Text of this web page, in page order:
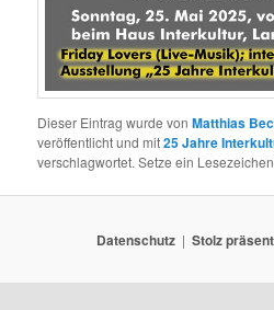
Dieser Eintrag wurde vonMatthias
veröffentlicht und mit25 Jahre
verschlagwortet. Setze ein
Datenschutz Stolz